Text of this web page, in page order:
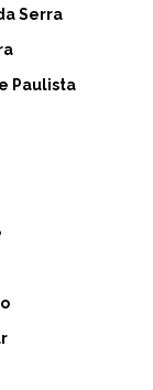
Serra
Paulista